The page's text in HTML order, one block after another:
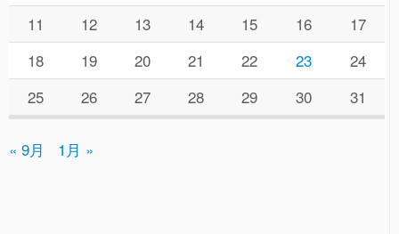
11
12 13 14 15 16
17
18
19 20 21 22 23
24
25
26 27 28 29 30 31
« 9月 1月 »